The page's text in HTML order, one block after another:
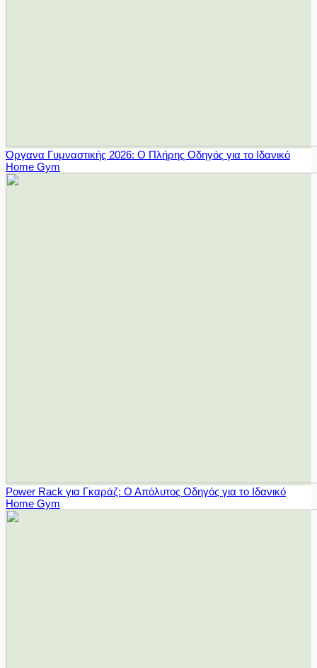
Όργανα Γυμναστικής 2026: Ο Πλήρης Οδηγός για το Ιδανικό
Home Gym
Power Rack για Γκαράζ: Ο Απόλυτος Οδηγός για το Ιδανικό
Home Gym